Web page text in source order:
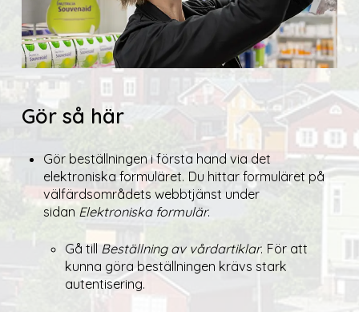
Gör så här
Gör beställningen i första hand via det
elektroniska formuläret. Du hittar formuläret på
välfärdsområdets webbtjänst under
sidan Elektroniska formulär.
Gå till Beställning av vårdartiklar. För att
kunna göra beställningen krävs stark
autentisering.